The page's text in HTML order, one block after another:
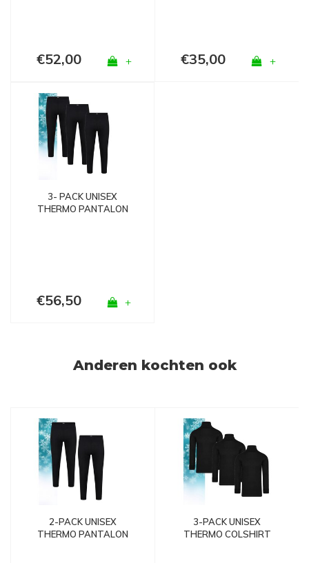
€52,00 + €35,00 +
3- PACK UNISEX
THERMO PANTALON
€56,50 +
Anderen kochten ook
2-PACK UNISEX
THERMO PANTALON
3-PACK UNISEX
THERMO COLSHIRT